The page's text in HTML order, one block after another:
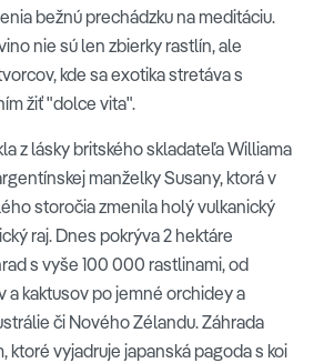
bežnú prechádzku na meditáciu.
nie sú len zbierky rastlín, ale
kde sa exotika stretáva s
žiť "dolce vita".
z lásky britského skladateľa Williama
manželky Susany, ktorá v
storočia zmenila holý vulkanický
raj. Dnes pokrýva 2 hektáre
s vyše 100 000 rastlinami, od
a kaktusov po jemné orchidey a
či Nového Zélandu. Záhrada
ktoré vyjadruje japanská pagoda s koi